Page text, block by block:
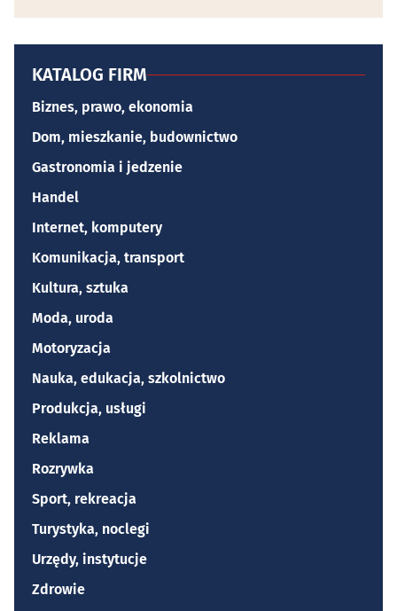
KATALOG FIRM
Biznes, prawo, ekonomia
Dom, mieszkanie, budownictwo
Gastronomia i jedzenie
Handel
Internet, komputery
Komunikacja, transport
Kultura, sztuka
Moda, uroda
Motoryzacja
Nauka, edukacja, szkolnictwo
Produkcja, usługi
Reklama
Rozrywka
Sport, rekreacja
Turystyka, noclegi
Urzędy, instytucje
Zdrowie